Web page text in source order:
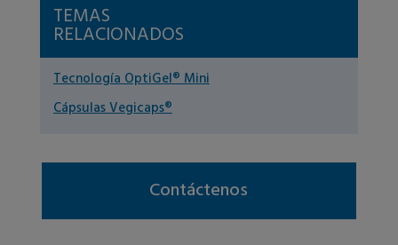
TEMAS
RELACIONADOS
Tecnología OptiGel® Mini
Cápsulas Vegicaps®
Contáctenos